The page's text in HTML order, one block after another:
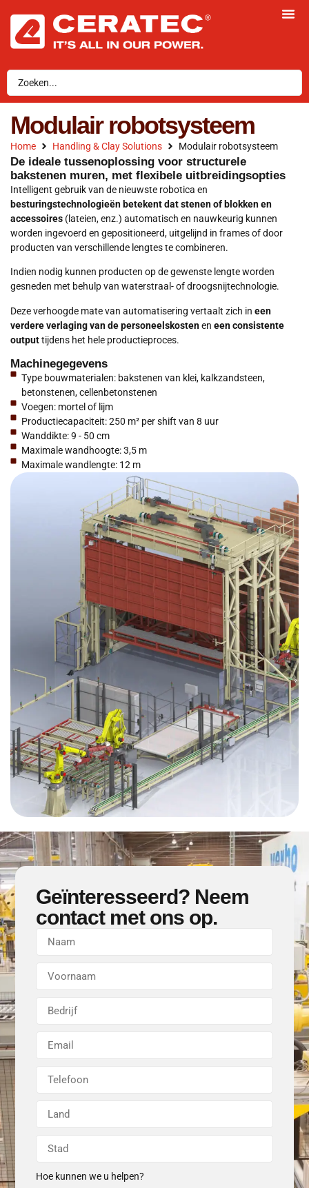
Modulair robotsysteem
Home Handling & Clay Solutions Modulair robotsysteem
De ideale tussenoplossing voor structurele
bakstenen muren, met flexibele uitbreidingsopties
Intelligent gebruik van de nieuwste robotica en
besturingstechnologieën betekent dat stenen of blokken en
accessoires (lateien, enz.) automatisch en nauwkeurig kunnen
worden ingevoerd en gepositioneerd, uitgelijnd in frames of door
producten van verschillende lengtes te combineren.
Indien nodig kunnen producten op de gewenste lengte worden
gesneden met behulp van waterstraal- of droogsnijtechnologie.
Deze verhoogde mate van automatisering vertaalt zich in een
verdere verlaging van de personeelskostenen een consistente
outputtijdens het hele productieproces.
Machinegegevens
Type bouwmaterialen: bakstenen van klei, kalkzandsteen,
betonstenen, cellenbetonstenen
Voegen: mortel of lijm
Productiecapaciteit: 250 m² per shift van 8 uur
Wanddikte: 9 - 50 cm
Maximale wandhoogte: 3,5 m
Maximale wandlengte: 12 m
Geïnteresseerd? Neem
contact met ons op.
Hoe kunnen we u helpen?